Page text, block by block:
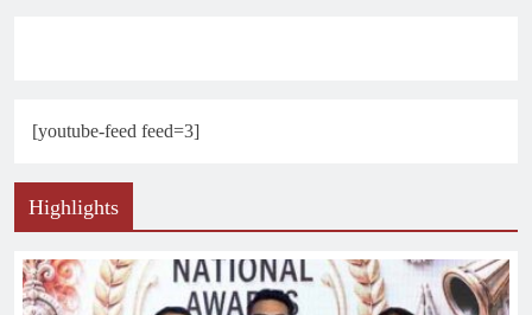
[youtube-feed feed=3]
Highlights